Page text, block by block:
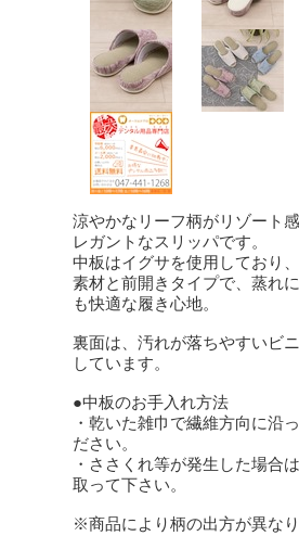
涼やかなリーフ柄がリゾート
レガントなスリッパです。
中板はイグサを使用しており
素材と前開きタイプで、蒸れ
も快適な履き心地。
裏面は、汚れが落ちやすいビ
しています。
●中板のお手入れ方法
・乾いた雑巾で繊維方向に沿
ださい。
・ささくれ等が発生した場合
取って下さい。
※商品により柄の出方が異なり